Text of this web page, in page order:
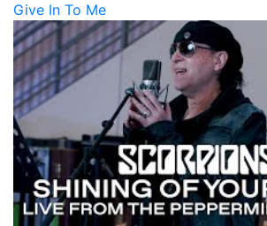
Give In To Me